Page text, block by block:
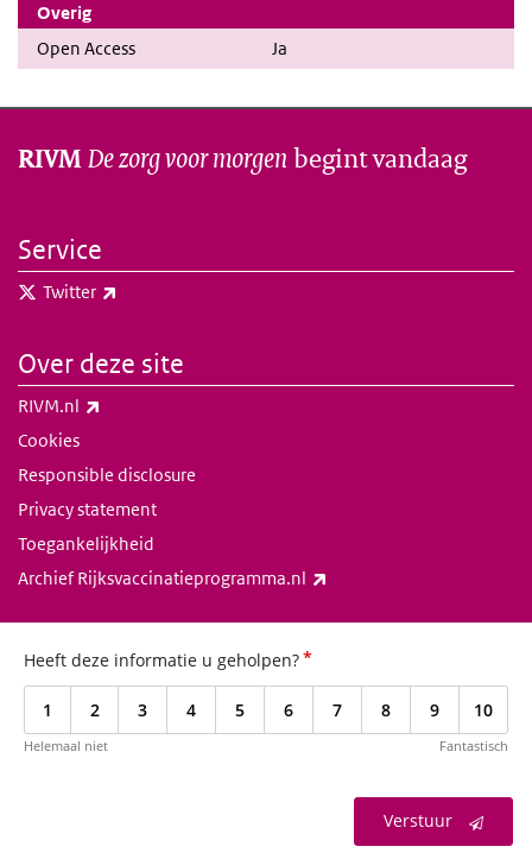
Overig
Open Access
Ja
RIVMDe zorg voor morgen begint vandaag
Service
Twitter
Over deze site
RIVM.nl
Cookies
Responsible disclosure
Privacy statement
Toegankelijkheid
Archief Rijksvaccinatieprogramma.nl
Heeft deze informatie u geholpen?*
1 2 3 4 5 6 7 8 9 10
Helemaal niet Fantastisch
Verstuur